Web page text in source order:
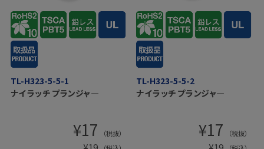
TL-H323-5-5-1
ナイラッチ プランジャ―
¥17 （税抜）
TL-H323-5-5-2
ナイラッチ プランジャ―
¥17 （税抜）